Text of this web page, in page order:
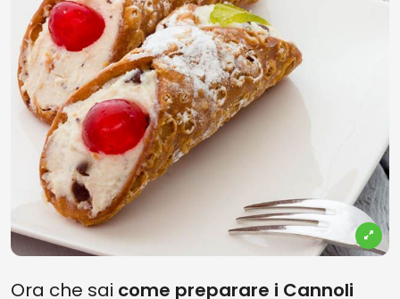
Ora che sai come preparare i Cannoli